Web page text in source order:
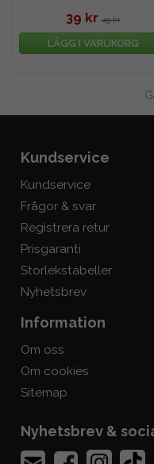
39 kr 49 kr
LÄGG I VARUKORG
Kundservice
Kundservice
Frågor & svar
Registrera retur
Prisgaranti
Storlekstabeller
Nyhetsbrev
Information
Om oss
Om cookies
Sitemap
Nyhetsbrev &